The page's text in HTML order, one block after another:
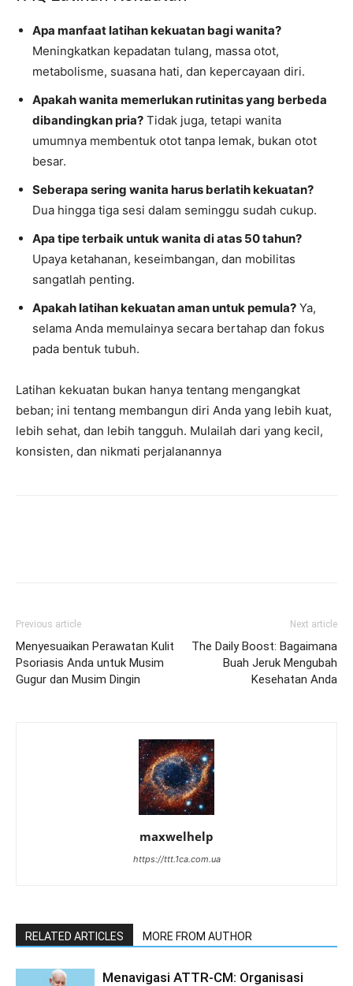
Apa manfaat latihan kekuatan bagi wanita?
Meningkatkan kepadatan tulang, massa otot,
metabolisme, suasana hati, dan kepercayaan diri.
Apakah wanita memerlukan rutinitas yang berbeda
dibandingkan pria? Tidak juga, tetapi wanita
umumnya membentuk otot tanpa lemak, bukan otot
besar.
Seberapa sering wanita harus berlatih kekuatan?
Dua hingga tiga sesi dalam seminggu sudah cukup.
Apa tipe terbaik untuk wanita di atas 50 tahun?
Upaya ketahanan, keseimbangan, dan mobilitas
sangatlah penting.
Apakah latihan kekuatan aman untuk pemula? Ya,
selama Anda memulainya secara bertahap dan fokus
pada bentuk tubuh.
Latihan kekuatan bukan hanya tentang mengangkat
beban; ini tentang membangun diri Anda yang lebih kuat,
lebih sehat, dan lebih tangguh. Mulailah dari yang kecil,
konsisten, dan nikmati perjalanannya
Previous article
Menyesuaikan Perawatan Kulit
Psoriasis Anda untuk Musim
Gugur dan Musim Dingin
Next article
The Daily Boost: Bagaimana
Buah Jeruk Mengubah
Kesehatan Anda
maxwelhelp
https://ttt.1ca.com.ua
RELATED ARTICLES MORE FROM AUTHOR
Menavigasi ATTR-CM: Organisasi